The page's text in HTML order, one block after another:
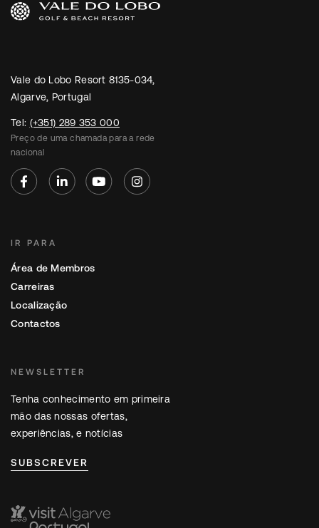
Vale do Lobo Resort 8135-034,
Algarve, Portugal
Tel: (+351) 289 353 000
Preço de uma chamada para a rede
nacional
IR PARA
Área de Membros
Carreiras
Localização
Contactos
NEWSLETTER
Tenha conhecimento em primeira
mão das nossas ofertas,
experiências, e notícias
SUBSCREVER